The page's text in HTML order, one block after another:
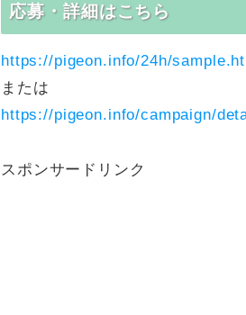
応募・詳細はこちら
https://pigeon.info/24h/
または
https://pigeon.info/campaign/
スポンサードリンク